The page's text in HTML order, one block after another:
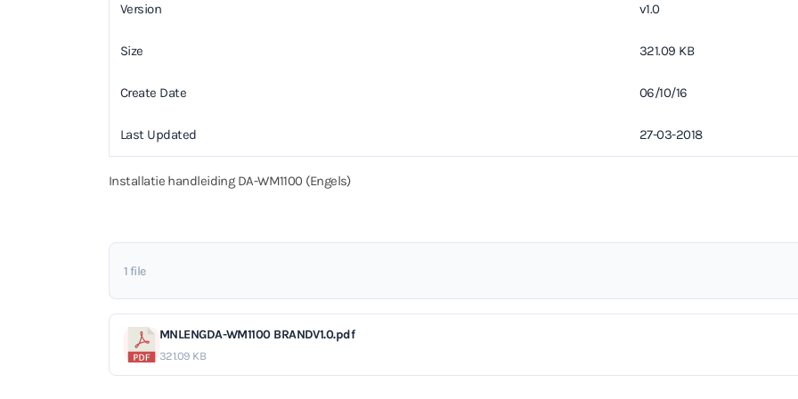
Version v1.0
Size 321.09 KB
Create Date 06/10/16
Last Updated 27-03-2018
Installatie handleiding DA-WM1100 (Engels)
1 file
MNLENGDA-WM1100 BRANDV1.0.pdf
321.09 KB